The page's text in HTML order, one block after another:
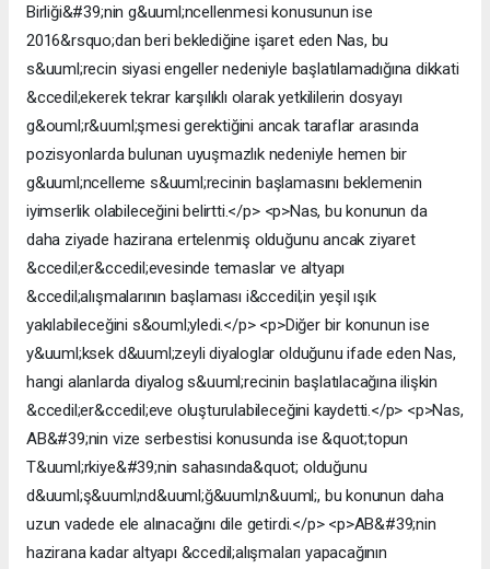
Birliği&#39;nin g&uuml;ncellenmesi konusunun ise
2016&rsquo;dan beri beklediğine işaret eden Nas, bu
s&uuml;recin siyasi engeller nedeniyle başlatılamadığına dikkati
&ccedil;ekerek tekrar karşılıklı olarak yetkililerin dosyayı
g&ouml;r&uuml;şmesi gerektiğini ancak taraflar arasında
pozisyonlarda bulunan uyuşmazlık nedeniyle hemen bir
g&uuml;ncelleme s&uuml;recinin başlamasını beklemenin
iyimserlik olabileceğini belirtti.</p> <p>Nas, bu konunun da
daha ziyade hazirana ertelenmiş olduğunu ancak ziyaret
&ccedil;er&ccedil;evesinde temaslar ve altyapı
&ccedil;alışmalarının başlaması i&ccedil;in yeşil ışık
yakılabileceğini s&ouml;yledi.</p> <p>Diğer bir konunun ise
y&uuml;ksek d&uuml;zeyli diyaloglar olduğunu ifade eden Nas,
hangi alanlarda diyalog s&uuml;recinin başlatılacağına ilişkin
&ccedil;er&ccedil;eve oluşturulabileceğini kaydetti.</p> <p>Nas,
AB&#39;nin vize serbestisi konusunda ise &quot;topun
T&uuml;rkiye&#39;nin sahasında&quot; olduğunu
d&uuml;ş&uuml;nd&uuml;ğ&uuml;n&uuml;, bu konunun daha
uzun vadede ele alınacağını dile getirdi.</p> <p>AB&#39;nin
hazirana kadar altyapı &ccedil;alışmaları yapacağının